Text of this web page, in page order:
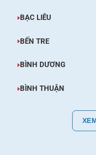
BẠC LIÊU
BẾN TRE
BÌNH DƯƠNG
BÌNH THUẬN